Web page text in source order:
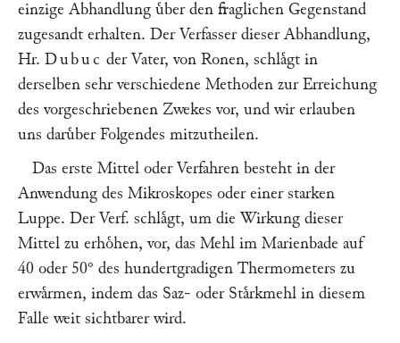
einzige Abhandlung uͤber den fraglichen Gegenstand
zugesandt erhalten. Der Verfasser dieser Abhandlung,
Hr. Dubuc der Vater, von Ronen, schlaͤgt in
derselben sehr verschiedene Methoden zur Erreichung
des vorgeschriebenen Zwekes vor, und wir erlauben
uns daruͤber Folgendes mitzutheilen.
Das erste Mittel oder Verfahren besteht in der
Anwendung des Mikroskopes oder einer starken
Luppe. Der Verf. schlaͤgt, um die Wirkung dieser
Mittel zu erhoͤhen, vor, das Mehl im Marienbade auf
40 oder 50° des hundertgradigen Thermometers zu
erwaͤrmen, indem das Saz- oder Staͤrkmehl in diesem
Falle weit sichtbarer wird.